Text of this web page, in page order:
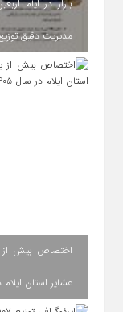
مدیریت دقیق
عشایر استان ایلام در